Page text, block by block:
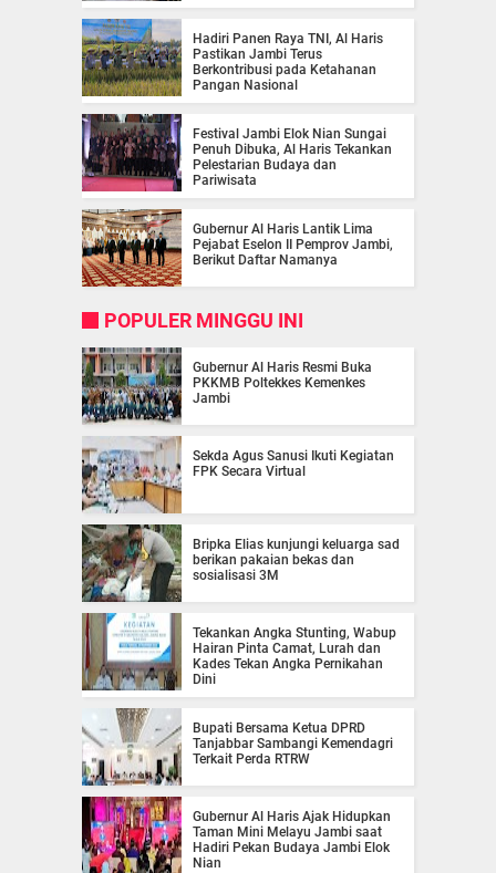
Hadiri Panen Raya TNI, Al Haris
Pastikan Jambi Terus
Berkontribusi pada Ketahanan
Pangan Nasional
Festival Jambi Elok Nian Sungai
Penuh Dibuka, Al Haris Tekankan
Pelestarian Budaya dan
Pariwisata
Gubernur Al Haris Lantik Lima
Pejabat Eselon II Pemprov Jambi,
Berikut Daftar Namanya
POPULER MINGGU INI
Gubernur Al Haris Resmi Buka
PKKMB Poltekkes Kemenkes
Jambi
Sekda Agus Sanusi Ikuti Kegiatan
FPK Secara Virtual
Bripka Elias kunjungi keluarga sad
berikan pakaian bekas dan
sosialisasi 3M
Tekankan Angka Stunting, Wabup
Hairan Pinta Camat, Lurah dan
Kades Tekan Angka Pernikahan
Dini
Bupati Bersama Ketua DPRD
Tanjabbar Sambangi Kemendagri
Terkait Perda RTRW
Gubernur Al Haris Ajak Hidupkan
Taman Mini Melayu Jambi saat
Hadiri Pekan Budaya Jambi Elok
Nian